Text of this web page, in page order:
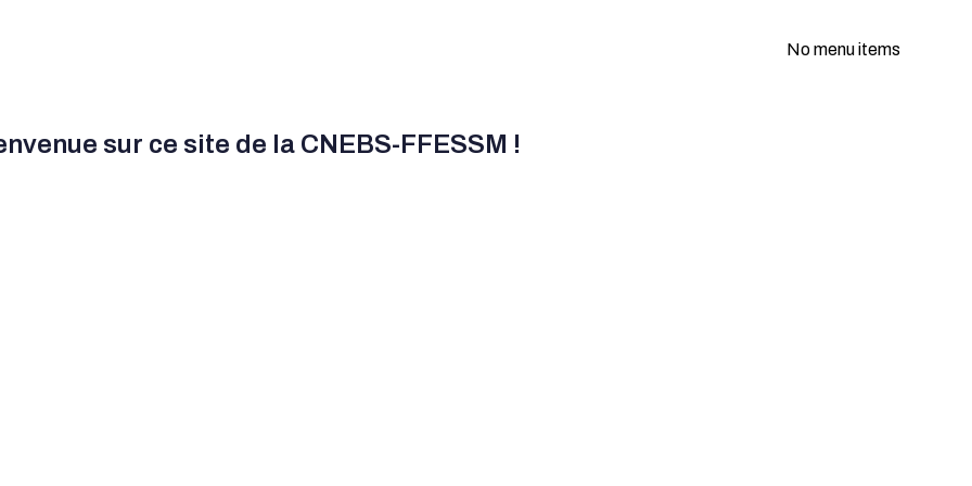
No menu items
sur ce site de la CNEBS-FFESSM !